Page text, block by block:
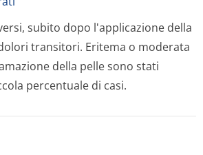
subito dopo l'applicazione della
transitori. Eritema o moderata
della pelle sono stati
percentuale di casi.